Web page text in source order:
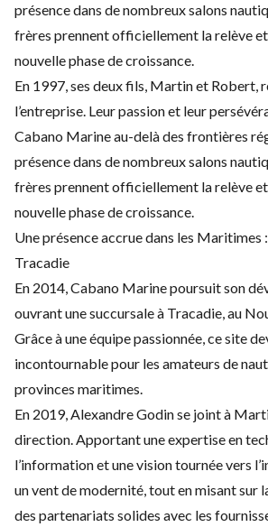
présence dans de nombreux salons
frères prennent officiellement la relève
nouvelle phase de croissance.
En 1997, ses deux fils, Martin et Robert,
l’entreprise. Leur passion et leur
Cabano Marine au-delà des frontières
présence dans de nombreux salons
frères prennent officiellement la relève
nouvelle phase de croissance.
Une présence accrue dans les Maritimes
Tracadie
En 2014, Cabano Marine poursuit son
ouvrant une succursale à Tracadie, au
Grâce à une équipe passionnée, ce site
incontournable pour les amateurs de
provinces maritimes.
En 2019, Alexandre Godin se joint à
direction. Apportant une expertise en
l’information et une vision tournée vers
un vent de modernité, tout en misant sur
des partenariats solides avec les